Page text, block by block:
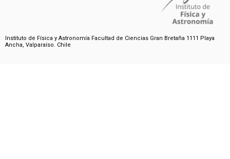
Instituto de Física y Astronomía Facultad de Ciencias Gran Bretaña 1111 Playa
Ancha, Valparaíso. Chile